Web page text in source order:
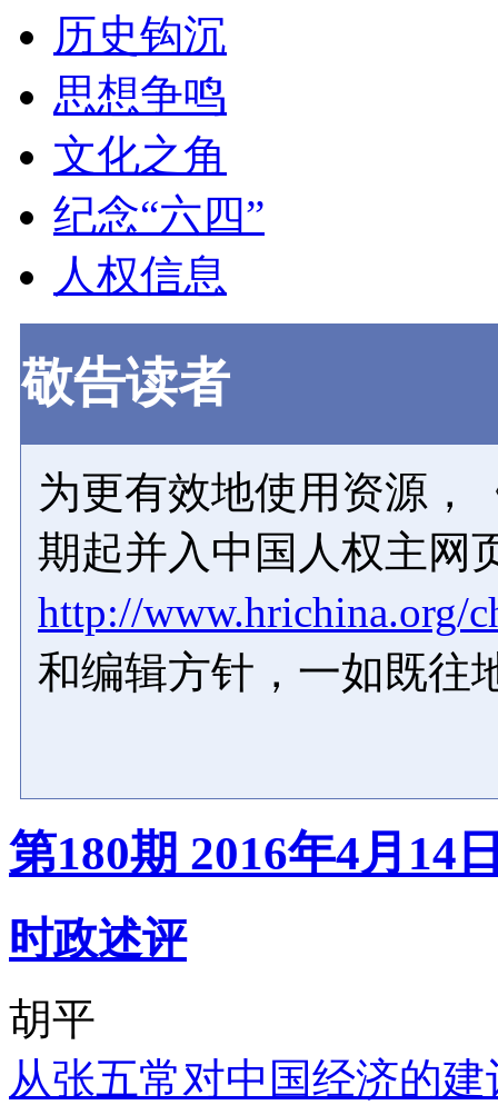
历史钩沉
思想争鸣
文化之角
纪念“六四”
人权信息
敬告读者
为更有效地使用资源，
期起并入中国人权主网
http://www.hrichina.org/
和编辑方针，一如既往
第180期 2016年4月14
时政述评
胡平
从张五常对中国经济的